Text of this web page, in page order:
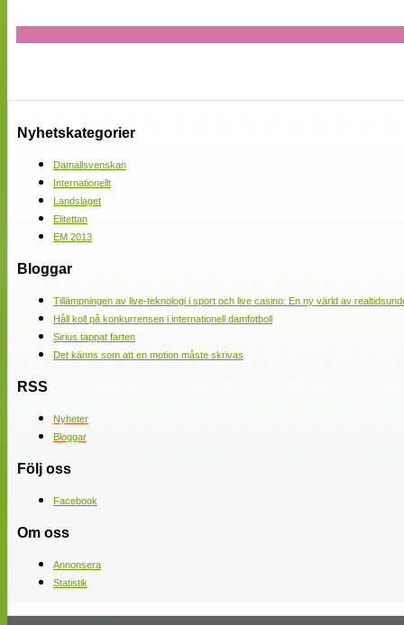
Nyhetskategorier
Damallsvenskan
Internationellt
Landslaget
Elitettan
EM 2013
Bloggar
Tillämpningen av live-teknologi i sport och live casino: En ny värld av
Håll koll på konkurrensen i internationell damfotboll
Sirius tappat farten
Det känns som att en motion måste skrivas
RSS
Nyheter
Bloggar
Följ oss
Facebook
Om oss
Annonsera
Statistik